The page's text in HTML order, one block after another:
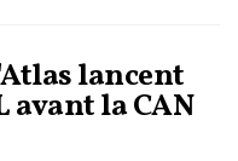
lancent
la CAN